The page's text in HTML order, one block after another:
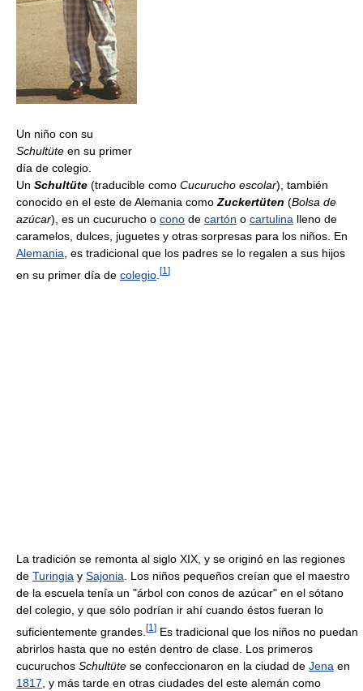
Un niño con su
Schultüte en su primer
día de colegio.
Un Schultüte (traducible como Cucurucho escolar), también
conocido en el este de Alemania como Zuckertüten (Bolsa de
azúcar), es un cucurucho o cono de cartón o cartulina lleno de
caramelos, dulces, juguetes y otras sorpresas para los niños. En
Alemania , es tradicional que los padres se lo regalen a sus hijos
en su primer día de colegio [1 ]
La tradición se remonta al siglo XIX, y se originó en las regiones
de Turingia y Sajonia. Los niños pequeños creían que el maestro
de la escuela tenía un "árbol con conos de azúcar" en el sótano
del colegio, y que sólo podrían ir ahí cuando éstos fueran lo
suficientemente grandes. [1 ] Es tradicional que los niños no puedan
abrirlos hasta que no estén dentro de clase. Los primeros
cucuruchos Schultüte se confeccionaron en la ciudad de Jena en
1817 , y más tarde en otras ciudades del este alemán como